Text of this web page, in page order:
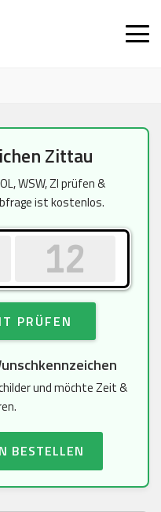
Zittau
WSW, ZI prüfen &
ist kostenlos.
PRÜFEN
und möchte Zeit &
BESTELLEN